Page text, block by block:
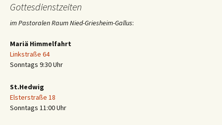
Gottesdienstzeiten
im Pastoralen Raum Nied-Griesheim-Gallus:
Mariä Himmelfahrt
Linkstraße 64
Sonntags 9:30 Uhr
St.Hedwig
Elsterstraße 18
Sonntags 11:00 Uhr